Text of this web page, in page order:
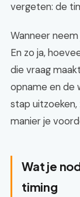
vergeten: de
Wanneer
En zo ja,
die vraag
opname en de
stap
manier je
Wat je
timing